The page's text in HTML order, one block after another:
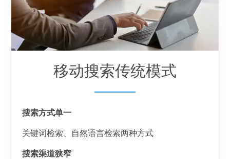
移动搜索传统模式
搜索方式单一
关键词检索、自然语言检索两种方式
搜索渠道狭窄